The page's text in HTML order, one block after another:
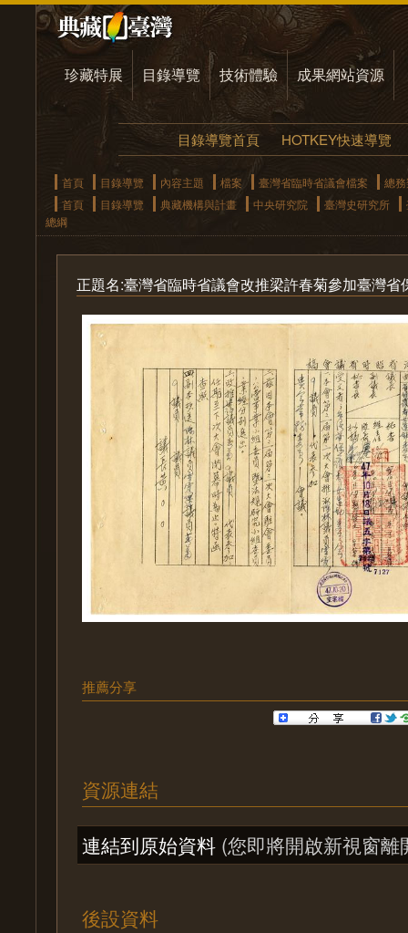
珍藏特展 目錄導覽 技術體驗 成果網站資源
目錄導覽首頁 HOTKEY快速導覽
首頁 目錄導覽 內容主題 檔案 臺灣省臨時省議會檔案
總
首頁
目錄導覽 典藏機構與計畫 中央研究院 臺灣史研究所
總綱
正題名:臺灣省臨時省議會改推梁許春菊參加臺灣省
推薦分享
資源連結
連結到原始資料 (您即將開啟新視窗離
後設資料